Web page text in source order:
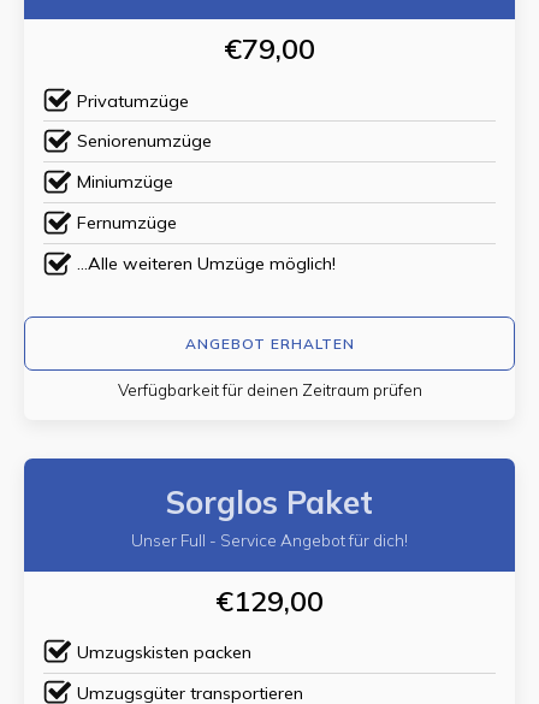
€79,00
Privatumzüge
Seniorenumzüge
Miniumzüge
Fernumzüge
...Alle weiteren Umzüge möglich!
ANGEBOT ERHALTEN
Verfügbarkeit für deinen Zeitraum prüfen
Sorglos Paket
Unser Full - Service Angebot für dich!
€129,00
Umzugskisten packen
Umzugsgüter transportieren